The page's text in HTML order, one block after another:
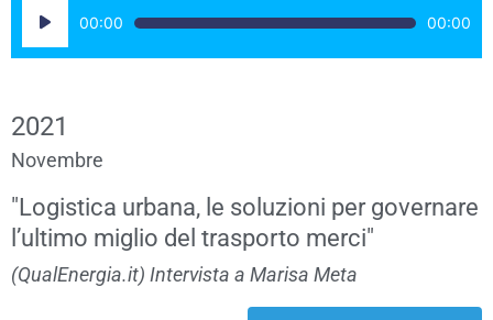
Player
00:00 00:00
2021
Novembre
"Logistica urbana, le soluzioni per governare
l’ultimo miglio del trasporto merci"
(QualEnergia.it) Intervista a Marisa Meta